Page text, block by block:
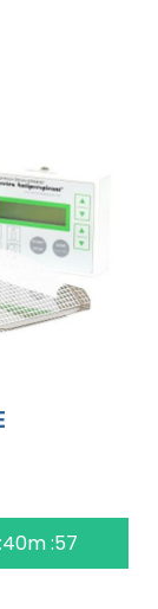
:56